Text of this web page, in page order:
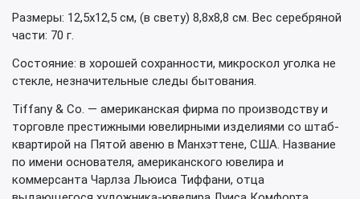
Размеры: 12,5х12,5 см, (в свету) 8,8х8,8 см. Вес серебряной
части: 70 г.
Состояние: в хорошей сохранности, микроскол уголка не
стекле, незначительные следы бытования.
Tiffany & Co. — американская фирма по производству и
торговле престижными ювелирными изделиями со штаб-
квартирой на Пятой авеню в Манхэттене, США. Название
по имени основателя, американского ювелира и
коммерсанта Чарлза Льюиса Тиффани, отца